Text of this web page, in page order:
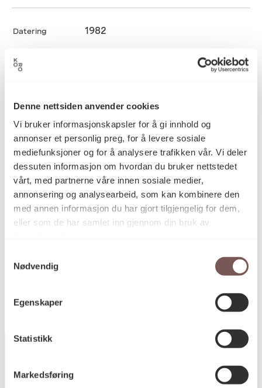
Denne nettsiden anvender cookies
Vi bruker informasjonskapsler for å gi innhold og
annonser et personlig preg, for å levere sosiale
mediefunksjoner og for å analysere trafikken vår. Vi deler
dessuten informasjon om hvordan du bruker nettstedet
vårt, med partnerne våre innen sosiale medier,
annonsering og analysearbeid, som kan kombinere den
med annen informasjon du har gjort tilgjengelig for dem,
eller som de har samlet inn gjennom din bruk av
Nødvendig
Egenskaper
Statistikk
Markedsføring
Datering 1982
Kategori Grafikk
Mål
Opplag: prøvetrykk
Høyde: 65.5cm
Bredde: 58.5cm